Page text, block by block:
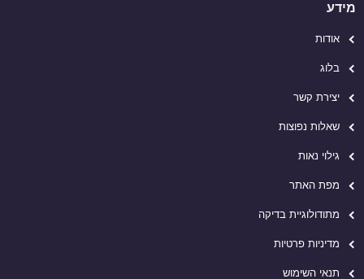
מידע
אודות
בלוג
יצירת קשר
שאלות נפוצות
גילוי נאות
מפת האתר
מתודולוגיית בדיקה
מדיניות פרטיות
תנאי השימוש